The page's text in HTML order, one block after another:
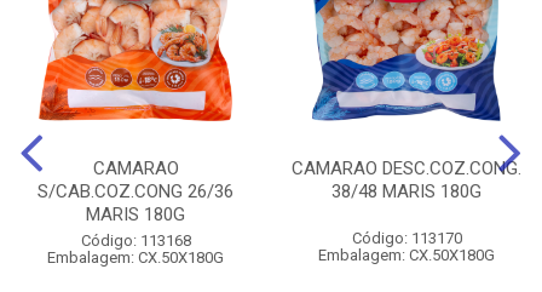
CAMARAO
S/CAB.COZ.CONG 26/36
MARIS 180G
Código: 113168
Embalagem: CX.50X180G
CAMARAO DESC.COZ.CONG.
38/48 MARIS 180G
Código: 113170
Embalagem: CX.50X180G